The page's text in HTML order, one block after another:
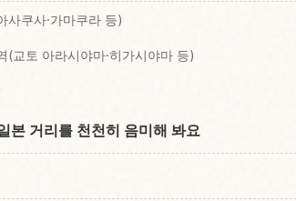
쿠사·가마쿠라 등)
(교토 아라시야마·히가시야마 등)
본 거리를 천천히 음미해 봐요